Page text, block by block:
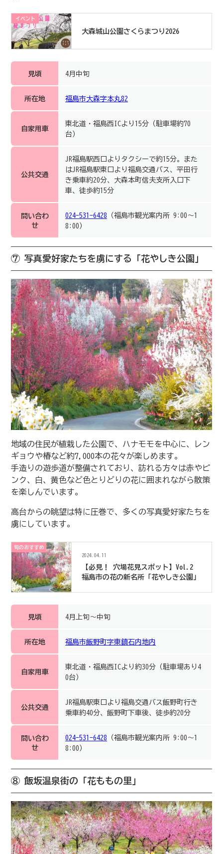
イベント
大森城山公園さくらまつり2026
見頃 4月中旬
所在地 福島市大森字本丸82
自家用車
東北道・福島西ICより15分（駐車場約70
台）
公共交通
JR福島駅西口よりタクシーで約15分。また
はJR福島駅東口より福島交通バス、平田行
き乗車約20分、大森本町信夫支所入口下
車、徒歩約15分
問い合わ
せ
024-531-6428 （福島市観光案内所 9:00～1
8:00）
⑦ 写真愛好家たちを虜にする「花やしき公園」
地域の住民が植栽した公園で、ハナモモを中心に、レン
ギョウや椿など約7,000本の花々が楽しめます。
手造りの遊歩道が整備されており、訪れる方々は赤やピ
ンク、白、黄色など色とりどりの花に囲まれながら散策
を楽しんでいます。
高台からの眺望は特に圧巻で、多くの写真愛好家たちを
虜にしています。
旬のおすすめ
2024.04.11
【必見！ 穴場花見スポット】Vol.2
福島市の花の新名所「花やしき公園」
見頃 4月上旬～中旬
所在地 福島市飯野町字東鎮石内地内
自家用車
東北道・福島西ICより約30分（駐車場あり4
0台）
公共交通
JR福島駅東口より福島交通バス飯野町行き
乗車約40分、飯野町下車後、徒歩約20分
問い合わ
せ
024-531-6428 （福島市観光案内所 9:00～1
8:00）
⑧ 飯坂温泉街の「花ももの里」